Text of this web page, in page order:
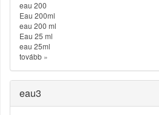
eau 200
Eau 200ml
eau 200 ml
Eau 25 ml
eau 25ml
tovább »
eau3